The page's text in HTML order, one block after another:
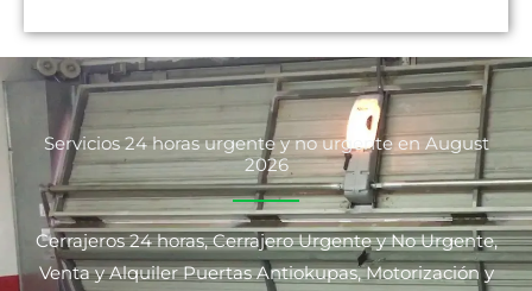
Servicios 24 horas urgente y no urgente en August
2026
Cerrajeros 24 horas, Cerrajero Urgente y No Urgente,
Venta y Alquiler Puertas Antiokupas, Motorización y